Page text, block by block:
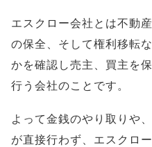
エスクロー会社とは不動
の保全、そして権利移転
かを確認し売主、買主を
行う会社のことです。
よって金銭のやり取りや
が直接行わず、エスクロ